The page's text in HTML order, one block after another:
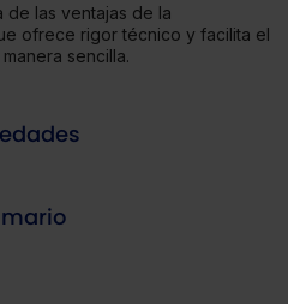
las ventajas de la
ofrece rigor técnico y facilita el
sencilla.